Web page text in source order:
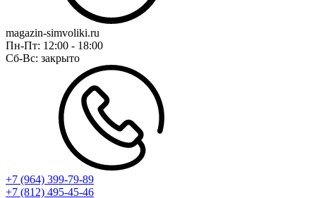
magazin-simvoliki.ru
Пн-Пт: 12:00 - 18:00
Сб-Вс: закрыто
+7 (964) 399-79-89
+7 (812) 495-45-46